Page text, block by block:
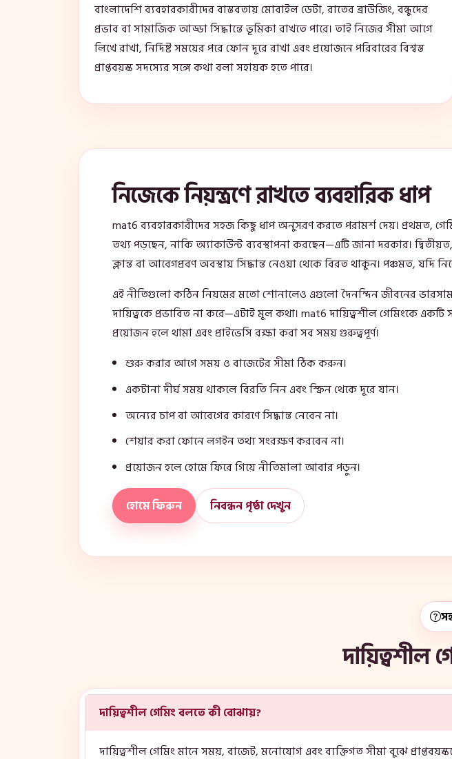
বাংলাদেশি ব্যবহারকারীদের বাস্তবতায় মোবাইল ডেটা, রাতের ব্রাউজিং, বন্ধুদের
প্রভাব বা সামাজিক আড্ডা সিদ্ধান্তে ভূমিকা রাখতে পারে। তাই নিজের সীমা আগে
লিখে রাখা, নির্দিষ্ট সময়ের পরে ফোন দূরে রাখা এবং প্রয়োজনে পরিবারের বিশ্বস্ত
প্রাপ্তবয়স্ক সদস্যের সঙ্গে কথা বলা সহায়ক হতে পারে।
নিজেকে নিয়ন্ত্রণে রাখতে ব্যবহারিক ধাপ
mat6 ব্যবহারকারীদের সহজ কিছু ধাপ অনুসরণ করতে পরামর্শ দেয়। প্রথমত,
তথ্য পড়ছেন, নাকি অ্যাকাউন্ট ব্যবস্থাপনা করছেন—এটি জানা দরকার।
ক্লান্ত বা আবেগপ্রবণ অবস্থায় সিদ্ধান্ত নেওয়া থেকে বিরত থাকুন। পঞ্চমত, যদি
এই নীতিগুলো কঠিন নিয়মের মতো শোনালেও এগুলো দৈনন্দিন জীবনের
দায়িত্বকে প্রভাবিত না করে—এটাই মূল কথা। mat6 দায়িত্বশীল গেমিংকে একটি
প্রয়োজন হলে থামা এবং প্রাইভেসি রক্ষা করা সব সময় গুরুত্বপূর্ণ।
শুরু করার আগে সময় ও বাজেটের সীমা ঠিক করুন।
একটানা দীর্ঘ সময় থাকলে বিরতি নিন এবং স্ক্রিন থেকে দূরে যান।
অন্যের চাপ বা আবেগের কারণে সিদ্ধান্ত নেবেন না।
শেয়ার করা ফোনে লগইন তথ্য সংরক্ষণ করবেন না।
প্রয়োজন হলে হোমে ফিরে গিয়ে নীতিমালা আবার পড়ুন।
হোমে ফিরুন নিবন্ধন পৃষ্ঠা দেখুন
দায়িত্বশীল
দায়িত্বশীল গেমিং বলতে কী বোঝায়?
দায়িত্বশীল গেমিং মানে সময়, বাজেট, মনোযোগ এবং ব্যক্তিগত সীমা বুঝে